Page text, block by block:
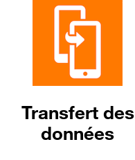
Transfertdes
données